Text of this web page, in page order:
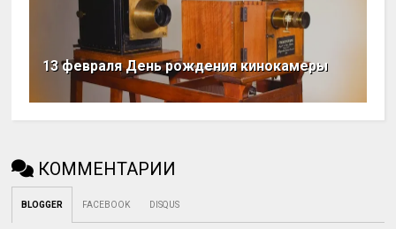
13 февраля День рождения кинокамеры
КОММЕНТАРИИ
BLOGGER FACEBOOK DISQUS